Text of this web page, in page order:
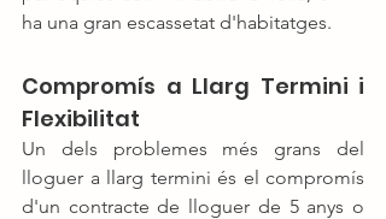
ha una gran escassetat d'habitatges.
Compromís a Llarg Termini i
Flexibilitat
Un dels problemes més grans del
lloguer a llarg termini és el compromís
d'un contracte de lloguer de 5 anys o